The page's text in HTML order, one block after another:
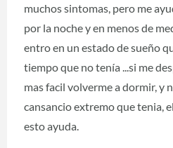
muchos sintomas, pero me
por la noche y en menos de
entro en un estado de sueño
tiempo que no tenía ...si me
mas facil volverme a dormir, y
cansancio extremo que tenia,
esto ayuda.